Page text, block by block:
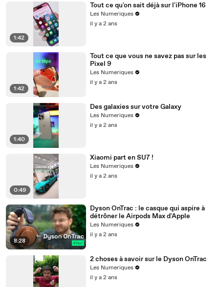
1:42
Tout ce qu'on sait déjà sur l'iPhone 16
Les Numeriques
il y a 2 ans
1:42
Tout ce que vous ne savez pas sur les
Pixel 9
Les Numeriques
il y a 2 ans
1:40
Des galaxies sur votre Galaxy
Les Numeriques
il y a 2 ans
0:49
Xiaomi part en SU7 !
Les Numeriques
il y a 2 ans
8:28
Dyson OnTrac : le casque qui aspire à
détrôner le Airpods Max d'Apple
Les Numeriques
il y a 2 ans
2 choses à savoir sur le Dyson OnTrac
Les Numeriques
il y a 2 ans